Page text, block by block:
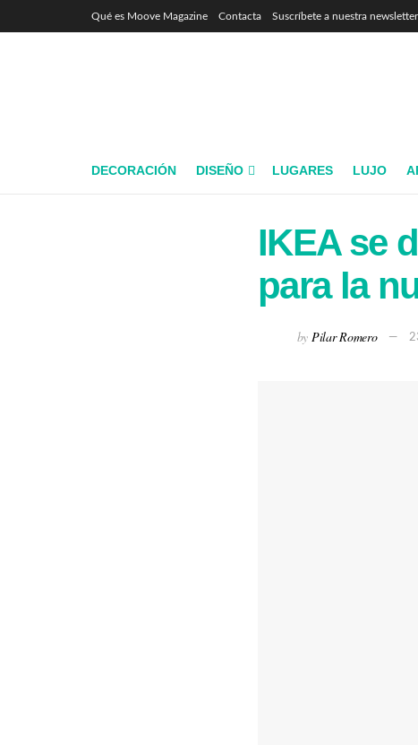
Qué es Moove Magazine Contacta Suscríbete a nuestra newsletter
DECORACIÓN DISEÑO LUGARES LUJO
IKEA se
para la
by Pilar Romero